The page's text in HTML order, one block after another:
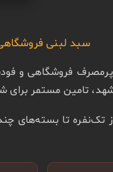
سبد لبنی
فروشگاهی و
تامین مستمر
تک‌نفره تا